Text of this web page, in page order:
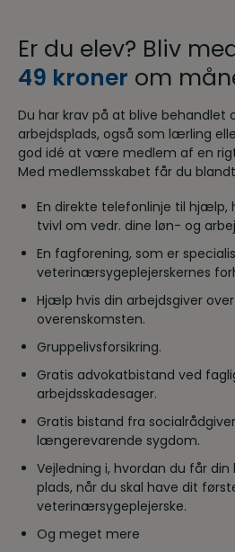
Er du elev? Bliv
49 kroner om
Du har krav på at blive behandlet
arbejdsplads, også som lærling
god idé at være medlem af en
Med medlemsskabet får du
En direkte telefonlinje til hjælp,
tvivl om vedr. dine løn- og
En fagforening, som er
veterinærsygeplejerskernes
Hjælp hvis din arbejdsgiver
overenskomsten.
Gruppelivsforsikring.
Gratis advokatbistand ved
arbejdsskadesager.
Gratis bistand fra
længerevarende sygdom.
Vejledning i, hvordan du får
plads, når du skal have dit
veterinærsygeplejerske.
Og meget mere